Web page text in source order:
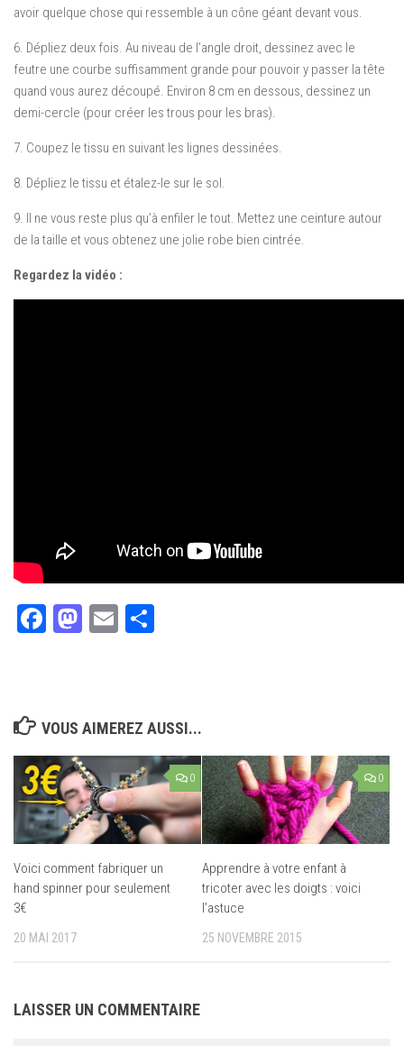
avoir quelque chose qui ressemble à un cône géant devant vous.
6. Dépliez deux fois. Au niveau de l’angle droit, dessinez avec le
feutre une courbe suffisamment grande pour pouvoir y passer la tête
quand vous aurez découpé. Environ 8 cm en dessous, dessinez un
demi-cercle (pour créer les trous pour les bras).
7. Coupez le tissu en suivant les lignes dessinées.
8. Dépliez le tissu et étalez-le sur le sol.
9. Il ne vous reste plus qu’à enfiler le tout. Mettez une ceinture autour
de la taille et vous obtenez une jolie robe bien cintrée.
Regardez la vidéo :
Facebook
Mastodon
Email
VOUS AIMEREZ AUSSI...
0
Voici comment fabriquer un
hand spinner pour seulement
3€
20 MAI 2017
0
Apprendre à votre enfant à
tricoter avec les doigts : voici
l’astuce
25 NOVEMBRE 2015
LAISSER UN COMMENTAIRE